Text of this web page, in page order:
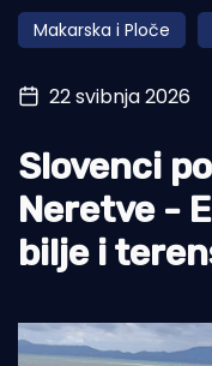
Obala
Otoci
Turizam i nautika
Pomorstvo
Ribolov
Ekologija
Makarska i Ploče
22 svibnja 2026
Slovenci
Neretve -
bilje i